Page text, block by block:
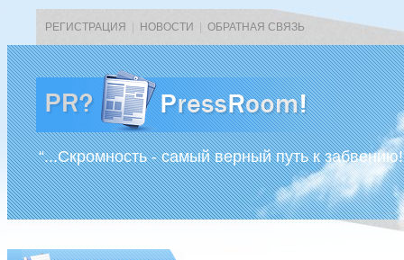
РЕГИСТРАЦИЯ НОВОСТИ ОБРАТНАЯ СВЯЗЬ
“...Скромность - самый верный путь к